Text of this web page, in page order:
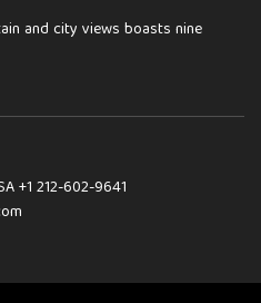
and city views boasts nine
+1 212-602-9641